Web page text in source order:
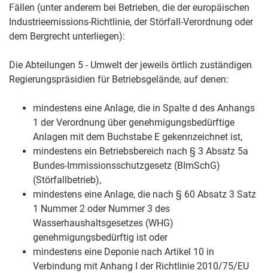
Fällen (unter anderem bei Betrieben, die der europäischen
Industrieemissions-Richtlinie, der Störfall-Verordnung oder
dem Bergrecht unterliegen):
Die Abteilungen 5 - Umwelt der jeweils örtlich zuständigen
Regierungspräsidien für Betriebsgelände, auf denen:
mindestens eine Anlage, die in Spalte d des Anhangs
1 der Verordnung über genehmigungsbedürftige
Anlagen mit dem Buchstabe E gekennzeichnet ist,
mindestens ein Betriebsbereich nach § 3 Absatz 5a
Bundes-Immissionsschutzgesetz (BImSchG)
(Störfallbetrieb),
mindestens eine Anlage, die nach § 60 Absatz 3 Satz
1 Nummer 2 oder Nummer 3 des
Wasserhaushaltsgesetzes (WHG)
genehmigungsbedürftig ist oder
mindestens eine Deponie nach Artikel 10 in
Verbindung mit Anhang I der Richtlinie 2010/75/EU